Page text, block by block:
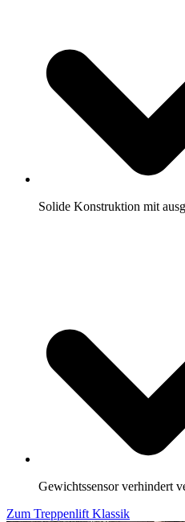
Solide Konstruktion mit
Gewichtssensor verhindert
Zum Treppenlift Klassik